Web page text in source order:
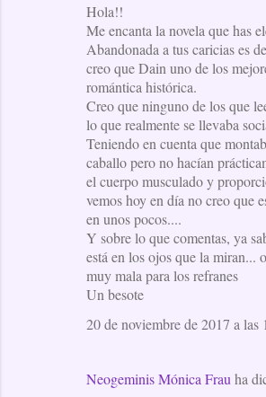
Hola!!
Me encanta la novela que has
Abandonada a tus caricias es
creo que Dain uno de los
romántica histórica.
Creo que ninguno de los que
lo que realmente se llevaba
Teniendo en cuenta que
caballo pero no hacían
el cuerpo musculado y
vemos hoy en día no creo que
en unos pocos....
Y sobre lo que comentas, ya
está en los ojos que la miran...
muy mala para los refranes
Un besote
20 de noviembre de 2017 a las
Neogeminis Mónica Frau ha